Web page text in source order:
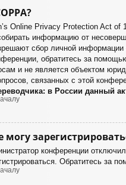
Online Privacy Protection Act
информацию от
сбор личной
обратитесь за
и не является объектом
связанных с этой
в России данный
могу
конференции
Обратитесь за